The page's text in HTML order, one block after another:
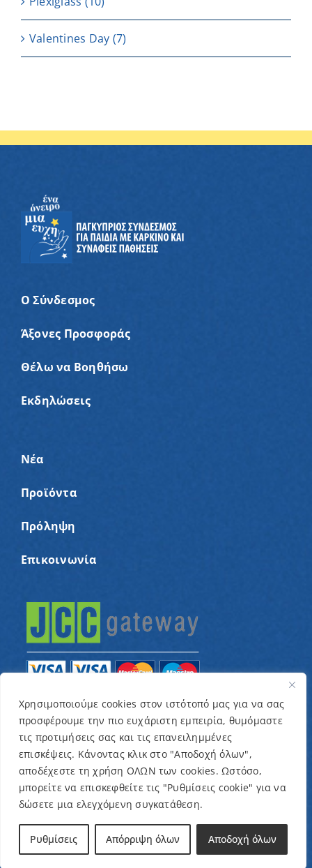
Χρησιμοποιούμε cookies στον ιστότοπό μας για να σας
προσφέρουμε την πιο ευχάριστη εμπειρία, θυμόμαστε
τις προτιμήσεις σας και τις επανειλημμένες
επισκέψεις. Κάνοντας κλικ στο "Αποδοχή όλων",
αποδέχεστε τη χρήση ΟΛΩΝ των cookies. Ωστόσο,
μπορείτε να επισκεφθείτε τις "Ρυθμίσεις cookie" για να
δώσετε μια ελεγχόμενη συγκατάθεση.
Ρυθμίσεις Απόρριψη όλων Αποδοχή όλων
Valentines Day (7)
Ο Σύνδεσμος
Άξονες Προσφοράς
Θέλω να Βοηθήσω
Εκδηλώσεις
Νέα
Προϊόντα
Πρόληψη
Επικοινωνία
© Copyright 2022 – Παγκύπριος Σύνδεσμος για
παιδιά με καρκίνο και συναφείς παθήσεις «Ένα
Όνειρο Μια Ευχή» / Designed & Developed byNETinfo
Plc
Όροι και Προϋποθέσεις|Πολιτική Απορρήτου